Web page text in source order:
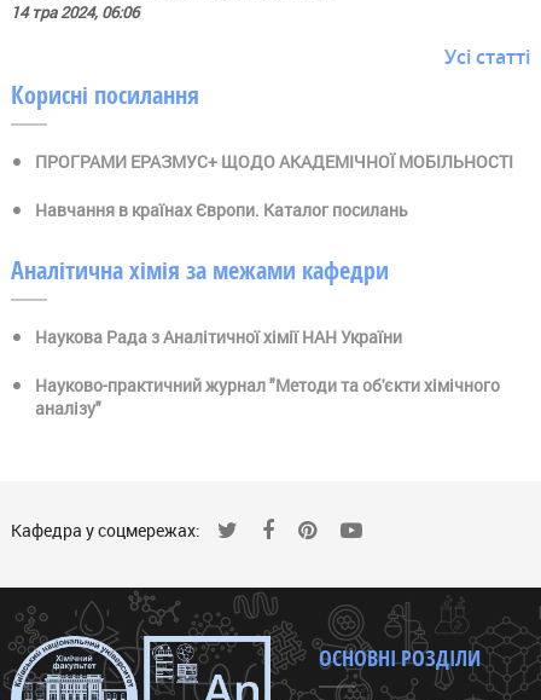
14 тра 2024, 06:06
Усі статті
Корисні посилання
ПРОГРАМИ ЕРАЗМУС+ ЩОДО АКАДЕМІЧНОЇ МОБІЛЬНОСТІ
Навчання в країнах Європи. Каталог посилань
Аналітична хімія за межами кафедри
Наукова Рада з Аналітичної хімії НАН України
Науково-практичний журнал "Методи та об'єкти хімічного
аналізу"
Кафедра у соцмережах:
ОСНОВНІ РОЗДІЛИ